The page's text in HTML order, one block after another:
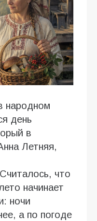
народном
день
в
Летняя,
что
начинает
ночи
а по погоде